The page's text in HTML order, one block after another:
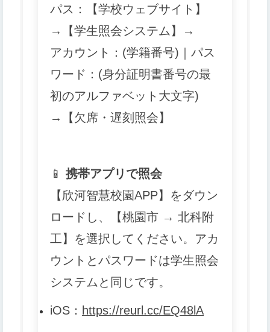
パス：【学校ウェブサイト】
→【学生照会システム】→
アカウント：(学籍番号)｜パス
ワード：(身分証明書番号の最
初のアルファベット大文字)
→【欠席・遅刻照会】
📱 携帯アプリで照会
【欣河智慧校園APP】をダウン
ロードし、【桃園市 → 北科附
工】を選択してください。アカ
ウントとパスワードは学生照会
システムと同じです。
iOS ： https://reurl.cc/EQ48lA